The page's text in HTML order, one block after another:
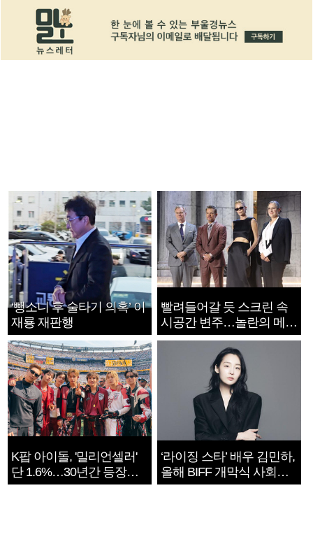
‘뺑소니 후 술타기 의혹’ 이
재룡 재판행
빨려들어갈 듯 스크린 속
시공간 변주…놀란의 메시
지는 ‘전쟁 속죄’
K팝 아이돌, '밀리언셀러'
단 1.6%…30년간 등장
1182개팀 전수조사
‘라이징 스타’ 배우 김민하,
올해 BIFF 개막식 사회자
확정